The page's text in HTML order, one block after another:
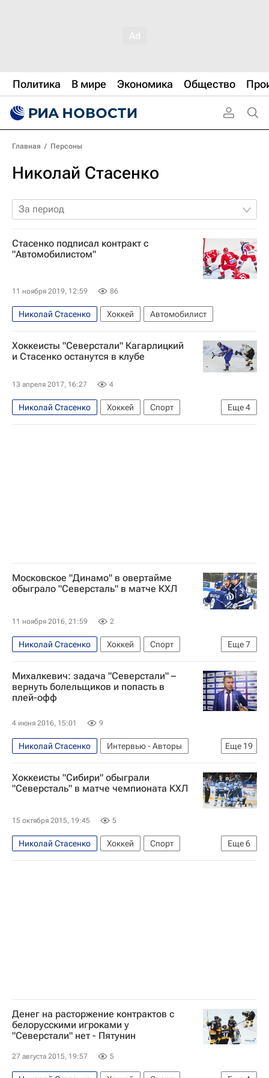
Политика В мире Экономика Общество
Главная / Персоны
Николай Стасенко
За период
Стасенко подписал контракт с
"Автомобилистом"
11 ноября 2019, 12:59 86
Николай Стасенко Хоккей Автомобилист
Хоккеисты "Северстали" Кагарлицкий
и Стасенко останутся в клубе
13 апреля 2017, 16:27 4
Еще4
Николай Стасенко Хоккей
Спорт
КХЛ 2025-2026
Северсталь
Московское "Динамо" в овертайме
обыграло "Северсталь" в матче КХЛ
11 ноября 2016, 21:59 2
Еще7
Николай Стасенко Хоккей
Спорт
КХЛ 2025-2026
Витязь
Северсталь
ЦСКА
ХК Динамо (Москва)
Андрей Кутейкин
Михалкевич: задача "Северстали" –
вернуть болельщиков и попасть в
плей-офф
4 июня 2016, 15:01 9
Еще 19
Николай Стасенко
Интервью - Авторы
Аналитика
Хоккей
Спорт
Евгений Михалкевич
КХЛ 2025-2026
Даниил Вовченко
Якуб Коварж
Павел Бучневич
Клэй Уилсон
Хоккеисты "Сибири" обыграли
"Северсталь" в матче чемпионата КХЛ
15 октября 2015, 19:45 5
Еще6
Николай Стасенко Хоккей
Спорт
КХЛ 2025-2026
Сибирь
Северсталь
Денег на расторжение контрактов с
белорусскими игроками у
"Северстали" нет - Пятунин
27 августа 2015, 19:57 5